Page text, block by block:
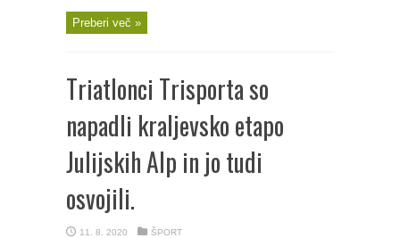
Preberi več »
Triatlonci Trisporta so
napadli kraljevsko etapo
Julijskih Alp in jo tudi
osvojili.
11. 8. 2020 ŠPORT